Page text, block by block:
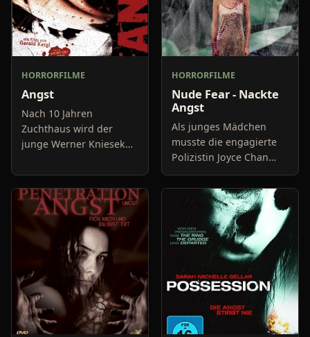
HORRORFILME
Angst
Nach 10 Jahren
Zuchthaus wird der
junge Werner Kniesek
eines im Sinn:
HORRORFILME
Nude Fear - Nackte
Angst
Als junges Mädchen
musste die engagierte
Polizistin Joyce Chan
Wing-yee mit ansehen,
wie ihre Mutter
bestialisch ermordet
wurde. Sie fand sie
gefesselt und st